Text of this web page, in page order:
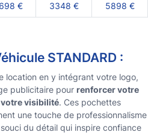
9
0
0
€
€ 3348 € 5898 €
STANDARD :
location en y intégrant votre logo,
publicitaire pour renforcer votre
visibilité. Ces pochettes
une touche de professionnalisme
du détail qui inspire confiance